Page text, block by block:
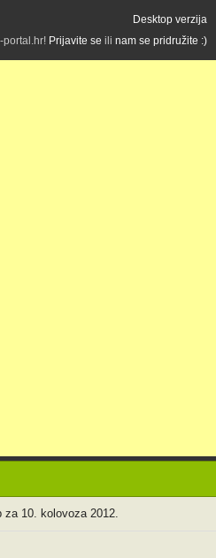
Desktop verzija
portal.hr! Prijavite se ili nam se pridružite :)
za 10. kolovoza 2012.